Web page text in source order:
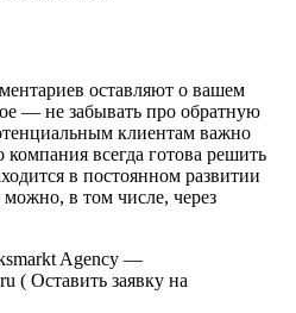
оставляют о вашем
— не забывать про обратную
клиентам важно
всегда готова решить
в постоянном развитии
можно, в том числе, через
Agency —
( Оставить заявку на